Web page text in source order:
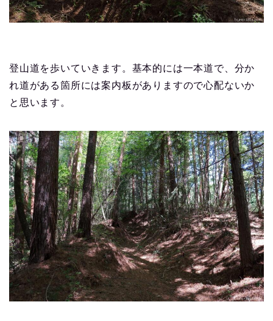
登山道を歩いていきます。基本的には一本道で、分か
れ道がある箇所には案内板がありますので心配ないか
と思います。